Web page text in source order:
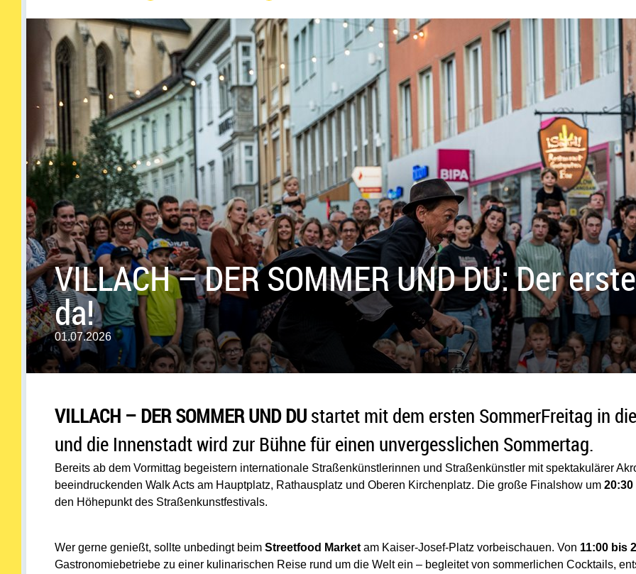
VILLACH – DER SOMMER UND DU: Der
da!
01.07.2026
VILLACH – DER SOMMER UND DUstartet mit dem ersten SommerFreitag in
und die Innenstadt wird zur Bühne für einen unvergesslichen Sommertag.
Bereits ab dem Vormittag begeistern internationale Straßenkünstlerinnen und Straßenkünstler mit spektakulärer
beeindruckenden Walk Acts am Hauptplatz, Rathausplatz und Oberen Kirchenplatz. Die große Finalshow um
den Höhepunkt des Straßenkunstfestivals.
Wer gerne genießt, sollte unbedingt beim Streetfood Market am Kaiser-Josef-Platz vorbeischauen. Von 11:00 bis
Gastronomiebetriebe zu einer kulinarischen Reise rund um die Welt ein – begleitet von sommerlichen Cocktails,